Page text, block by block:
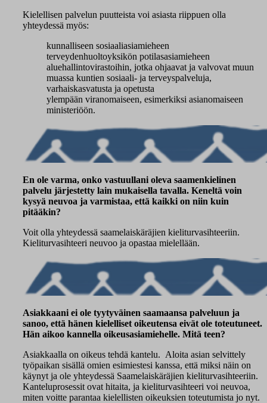
Kielellisen palvelun puutteista voi asiasta riippuen olla
yhteydessä myös:
kunnalliseen sosiaaliasiamieheen
terveydenhuoltoyksikön potilasasiamieheen
aluehallintovirastoihin, jotka ohjaavat ja valvovat muun
muassa kuntien sosiaali- ja terveyspalveluja,
varhaiskasvatusta ja opetusta
ylempään viranomaiseen, esimerkiksi asianomaiseen
ministeriöön.
En ole varma, onko vastuullani oleva saamenkielinen
palvelu järjestetty lain mukaisella tavalla. Keneltä voin
kysyä neuvoa ja varmistaa, että kaikki on niin kuin
pitääkin?
Voit olla yhteydessä saamelaiskäräjien kieliturvasihteeriin.
Kieliturvasihteeri neuvoo ja opastaa mielellään.
Asiakkaani ei ole tyytyväinen saamaansa palveluun ja
sanoo, että hänen kielelliset oikeutensa eivät ole toteutuneet.
Hän aikoo kannella oikeusasiamiehelle. Mitä teen?
Asiakkaalla on oikeus tehdä kantelu. Aloita asian selvittely
työpaikan sisällä omien esimiestesi kanssa, että miksi näin on
käynyt ja ole yhteydessä Saamelaiskäräjien kieliturvasihteeriin.
Kanteluprosessit ovat hitaita, ja kieliturvasihteeri voi neuvoa,
miten voitte parantaa kielellisten oikeuksien toteutumista jo nyt.